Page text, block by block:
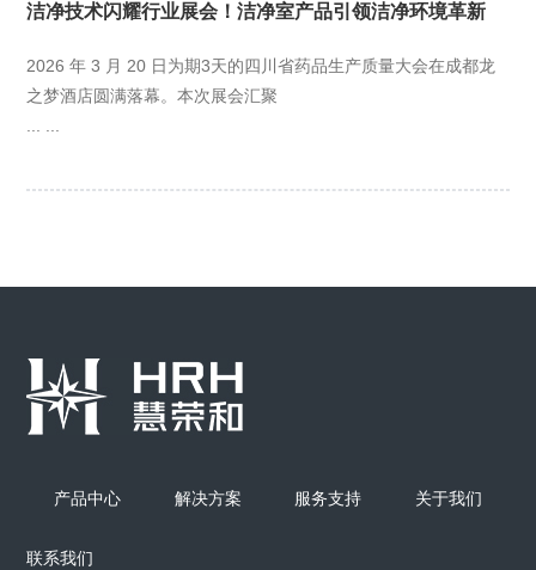
洁净技术闪耀行业展会！洁净室产品引领洁净环境革新
2026 年 3 月 20 日为期3天的四川省药品生产质量大会在成都龙
之梦酒店圆满落幕。本次展会汇聚
... ...
产品中心 解决方案 服务支持 关于我们
联系我们